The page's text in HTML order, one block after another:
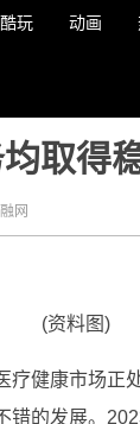
酷玩 动画
取得
网
(资料图)
疗健康市场正
错的发展。